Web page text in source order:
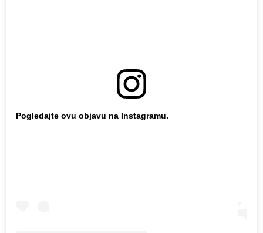
Pogledajte ovu objavu na Instagramu.